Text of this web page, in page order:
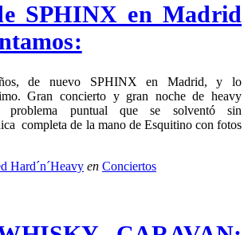
SPHINX en Madrid
de nuevo SPHINX en Madrid, y lo
Gran concierto y gran noche de heavy
problema puntual que se solventó sin
completa de la mano de Esquitino con fotos
Hard´n´Heavy en Conciertos